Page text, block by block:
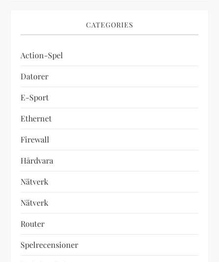
CATEGORIES
Action-Spel
Datorer
E-Sport
Ethernet
Firewall
Hårdvara
Nätverk
Nätverk
Router
Spelrecensioner